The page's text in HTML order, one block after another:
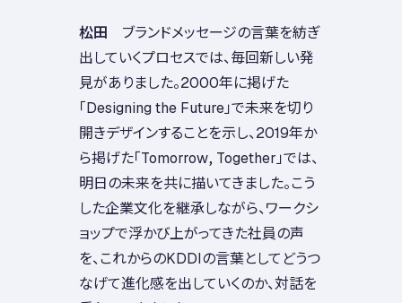
松田 ブランドメッセージの言葉を紡ぎ
出していくプロセスでは、毎回新しい発
見がありました。2000年に掲げた
「Designing the Future」で未来を切り
開きデザインすることを示し、2019年か
ら掲げた「Tomorrow, Together」では、
明日の未来を共に描いてきました。こう
した企業文化を継承しながら、ワークシ
ョップで浮かび上がってきた社員の声
を、これからのKDDIの言葉としてどうつ
なげて進化感を出していくのか、対話を